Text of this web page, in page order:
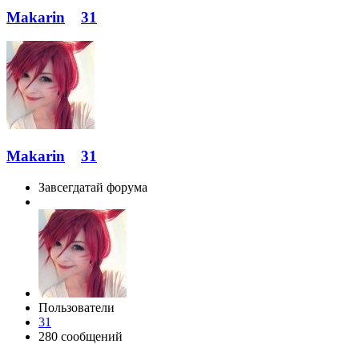
Makarin 31
Makarin 31
Завсегдатай форума
Пользователи
31
280 сообщений